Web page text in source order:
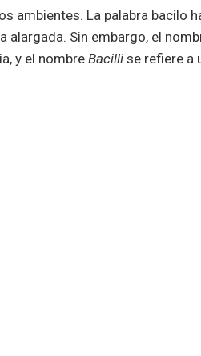
ambientes. La palabra bacilo
alargada. Sin embargo, el
y el nombre Bacilli se refiere a